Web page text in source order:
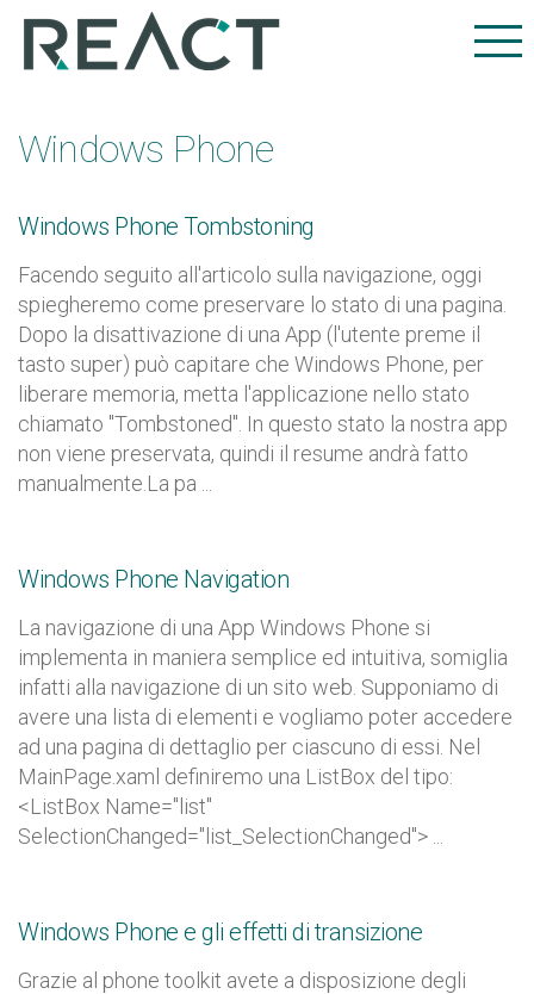
Windows Phone
Windows Phone Tombstoning
Facendo seguito all'articolo sulla navigazione, oggi
spiegheremo come preservare lo stato di una pagina.
Dopo la disattivazione di una App (l'utente preme il
tasto super) può capitare che Windows Phone, per
liberare memoria, metta l'applicazione nello stato
chiamato "Tombstoned". In questo stato la nostra app
non viene preservata, quindi il resume andrà fatto
manualmente.La pa ...
Windows Phone Navigation
La navigazione di una App Windows Phone si
implementa in maniera semplice ed intuitiva, somiglia
infatti alla navigazione di un sito web. Supponiamo di
avere una lista di elementi e vogliamo poter accedere
ad una pagina di dettaglio per ciascuno di essi. Nel
MainPage.xaml definiremo una ListBox del tipo:
<ListBox Name="list"
SelectionChanged="list_SelectionChanged"> ...
Windows Phone e gli effetti di transizione
Grazie al phone toolkit avete a disposizione degli